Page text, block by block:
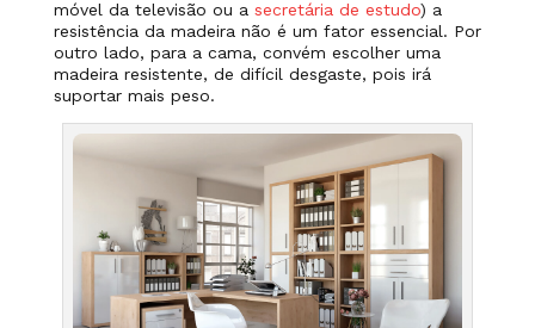
móvel da televisão ou a secretária de estudo) a
resistência da madeira não é um fator essencial. Por
outro lado, para a cama, convém escolher uma
madeira resistente, de difícil desgaste, pois irá
suportar mais peso.